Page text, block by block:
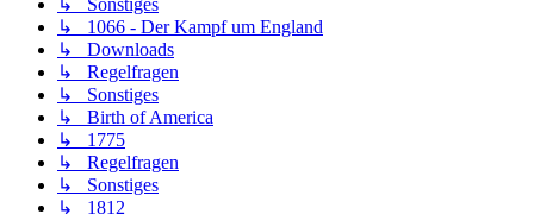
↳ Sonstiges
↳ 1066 - Der Kampf um England
↳ Downloads
↳ Regelfragen
↳ Sonstiges
↳ Birth of America
↳ 1775
↳ Regelfragen
↳ Sonstiges
↳ 1812